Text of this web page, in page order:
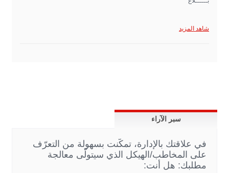
شاهد المزيد
سبر الآراء
في علاقتك بالإدارة، تمكّنت بسهولة من التعرّف
على المخاطب/الهيكل الذي سيتولّى معالجة
مطلبك: هل أنت: